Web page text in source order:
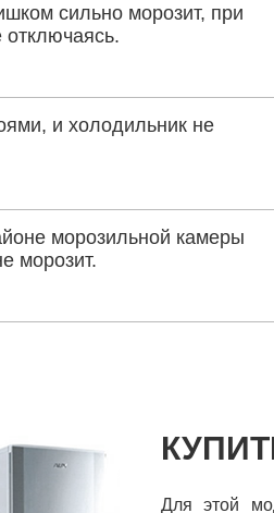
сильно морозит, при
отключаясь.
и холодильник не
морозильной камеры
морозит.
Для этой